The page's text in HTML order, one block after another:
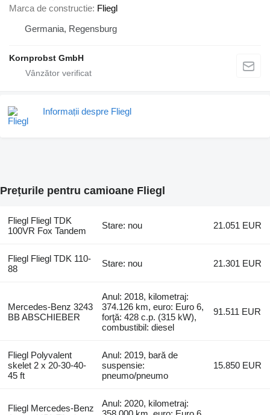
Marca de constructie Fliegl
Germania, Regensburg
Kornprobst GmbH
Informații despre Fliegl
Prețurile pentru camioane Fliegl
Fliegl Fliegl TDK
100VR Fox Tandem
Stare: nou 21.051 EUR
Fliegl Fliegl TDK 110-
88
Stare: nou 21.301 EUR
Mercedes-Benz 3243
BB ABSCHIEBER
Anul: 2018, kilometraj:
374.126 km, euro: Euro 6,
forţă: 428 c.p. (315 kW),
combustibil: diesel
91.511 EUR
Fliegl Polyvalent
skelet 2 x 20-30-40-
45 ft
Anul: 2019, bară de
suspensie:
pneumo/pneumo
15.850 EUR
Fliegl Mercedes-Benz
Anul: 2020, kilometraj: